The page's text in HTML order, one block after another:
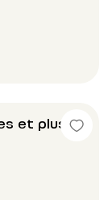
et plus